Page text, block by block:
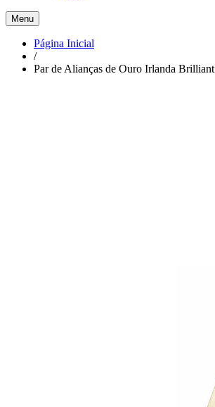
Menu
Página Inicial
/
Par de Alianças de Ouro Irlanda Brilliant